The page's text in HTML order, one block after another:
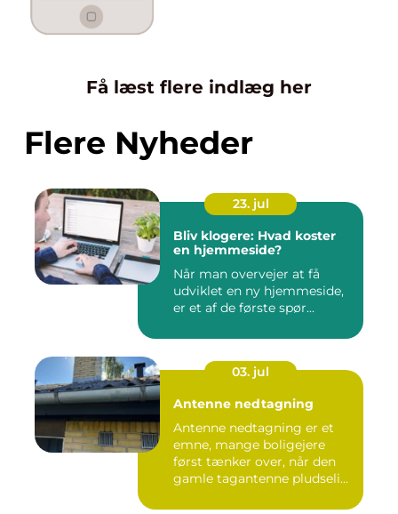
Få læst flere indlæg her
Flere Nyheder
23. jul
Bliv klogere: Hvad koster
en hjemmeside?
Når man overvejer at få
udviklet en ny hjemmeside,
er et af de første spør...
03. jul
Antenne nedtagning
Antenne nedtagning er et
emne, mange boligejere
først tænker over, når den
gamle tagantenne pludseli...